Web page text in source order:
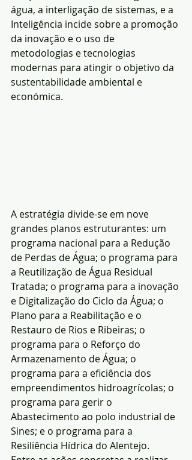
água, a interligação de sistemas, e a
Inteligência incide sobre a promoção
da inovação e o uso de
metodologias e tecnologias
modernas para atingir o objetivo da
sustentabilidade ambiental e
económica.
A estratégia divide-se em nove
grandes planos estruturantes: um
programa nacional para a Redução
de Perdas de Água; o programa para
a Reutilização de Água Residual
Tratada; o programa para a inovação
e Digitalização do Ciclo da Água; o
Plano para a Reabilitação e o
Restauro de Rios e Ribeiras; o
programa para o Reforço do
Armazenamento de Água; o
programa para a eficiência dos
empreendimentos hidroagrícolas; o
programa para gerir o
Abastecimento ao polo industrial de
Sines; e o programa para a
Resiliência Hídrica do Alentejo.